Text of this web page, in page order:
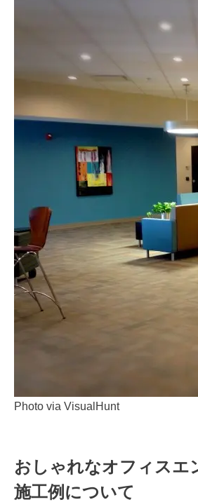
Photo via VisualHunt
おしゃれなオフィスエ
施工例について